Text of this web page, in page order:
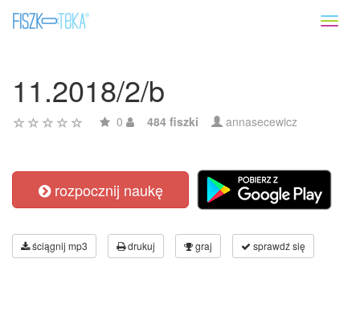
11.2018/2/b
0 484 fiszki annasecewicz
rozpocznij naukę
ściągnij mp3 drukuj graj sprawdź się